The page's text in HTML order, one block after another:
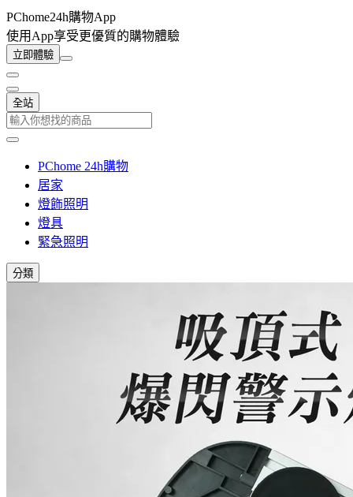
PChome24h購物App
使用App享受更優質的購物體驗
立即體驗
全站
PChome 24h購物
居家
燈飾照明
燈具
緊急照明
分類